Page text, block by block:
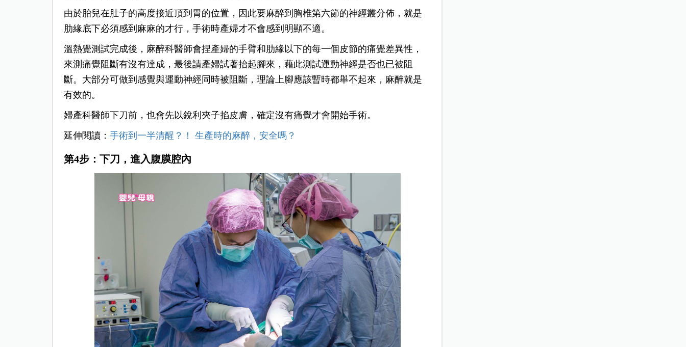
由於胎兒在肚子的高度接近頂到胃的位置，因此要麻醉到胸椎第六節的神經叢分佈，就是
肋緣底下必須感到麻麻的才行，手術時產婦才不會感到明顯不適。
溫熱覺測試完成後，麻醉科醫師會捏產婦的手臂和肋緣以下的每一個皮節的痛覺差異性，
來測痛覺阻斷有沒有達成，最後請產婦試著抬起腳來，藉此測試運動神經是否也已被阻
斷。大部分可做到感覺與運動神經同時被阻斷，理論上腳應該暫時都舉不起來，麻醉就是
有效的。
婦產科醫師下刀前，也會先以銳利夾子掐皮膚，確定沒有痛覺才會開始手術。
延伸閱讀： 手術到一半清醒？！ 生產時的麻醉，安全嗎？
第4步：下刀，進入腹膜腔內